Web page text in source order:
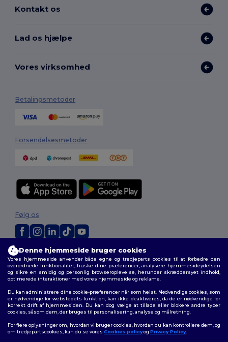
Kontakt os
Lad os hjælpe
Vores virksomhed
Betalingsmetoder
Forsendelsesmetoder
2026. Alle rettigheder forbeholdes
Vilkår og Betingelser| Tilpasset politik|Fortrolighedspolitik|Politik for
cookies|Sitemap
Følg os
Denne hjemmeside bruger cookies
Vores hjemmeside anvender både egne og tredjeparts cookies til at forbedre den
overordnede funktionalitet, huske dine præferencer, analysere hjemmesideydelsen
og sikre en smidig og personlig browseroplevelse, herunder skræddersyet indhold,
optimerede interaktioner med vores hjemmeside og reklame.
Du kan administrere dine cookie-præferencer når som helst. Nødvendige cookies, som
er nødvendige for webstedets funktion, kan ikke deaktiveres, da de er nødvendige for
korrekt drift af hjemmesiden. Du kan dog vælge at tillade eller blokere andre typer
cookies, såsom dem, der bruges til personalisering, analyse og målretning.
For flere oplysninger om, hvordan vi bruger cookies, hvordan du kan kontrollere dem, og
om tredjepartscookies, kan du se vores Cookies policyog Privacy Policy.